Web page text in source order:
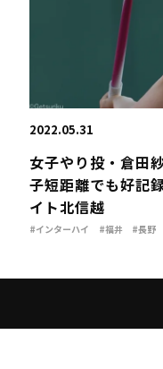
2022.05.31
女子やり投・倉田
子短距離でも好記
イト北信越
#インターハイ #福井 #長野